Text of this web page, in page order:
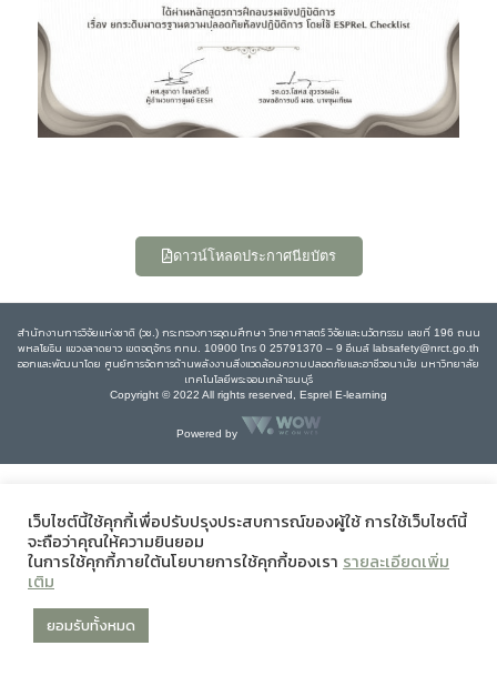
ดาวน์โหลดประกาศนียบัตร
สำนักงานการวิจัยแห่งชาติ (วช.) กระทรวงการอุดมศึกษา วิทยาศาสตร์ วิจัยและนวัตกรรม เลขที่ 196 ถนน
พหลโยธิน แขวงลาดยาว เขตจตุจักร กทม. 10900 โทร 0 25791370 – 9 อีเมล์ labsafety@nrct.go.th
ออกและพัฒนาโดย ศูนย์การจัดการด้านพลังงานสิ่งแวดล้อมความปลอดภัยและอาชีวอนามัย มหาวิทยาลัย
เทคโนโลยีพระจอมเกล้าธนบุรี
Copyright © 2022 All rights reserved, Esprel E-learning
Powered by
เว็บไซต์นี้ใช้คุกกี้เพื่อปรับปรุงประสบการณ์ของผู้ใช้ การใช้เว็บไซต์นี้
จะถือว่าคุณให้ความยินยอม
ในการใช้คุกกี้ภายใต้นโยบายการใช้คุกกี้ของเรา รายละเอียดเพิ่ม
เติม
ยอมรับทั้งหมด